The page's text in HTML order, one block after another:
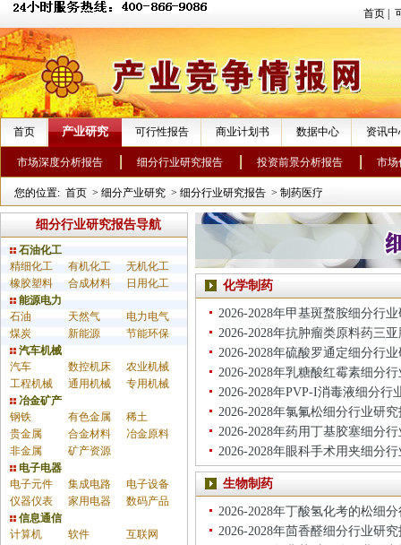
首页
首页 产业研究 可行性报告 商业计划书 数据中心 资讯中
市场深度分析报告 细分行业研究报告 投资前景分析报告 市场
您的位置: 首页 > 细分产业研究 > 细分行业研究报告 > 制药医疗
细分行业研究报告导航
石油化工
精细化工
有机化工
无机化工
橡胶塑料
合成材料
日用化工
能源电力
石油
天然气
电力电气
煤炭
新能源
节能环保
汽车机械
汽车
数控机床
农业机械
工程机械
通用机械
专用机械
冶金矿产
钢铁
有色金属
稀土
贵金属
合金材料
冶金原料
非金属
矿产资源
电子电器
电子元件
集成电路
电子设备
仪器仪表
家用电器
数码产品
信息通信
计算机
软件
互联网
化学制药
2026-2028年甲基斑蝥胺细分行
2026-2028年抗肿瘤类原料药三
2026-2028年硫酸罗通定细分行
2026-2028年乳糖酸红霉素细分
2026-2028年PVP-I消毒液细分行
2026-2028年氯氟松细分行业研
2026-2028年药用丁基胶塞细分
2026-2028年眼科手术用夹细分
生物制药
2026-2028年丁酸氢化考的松细
2026-2028年茴香醛细分行业研